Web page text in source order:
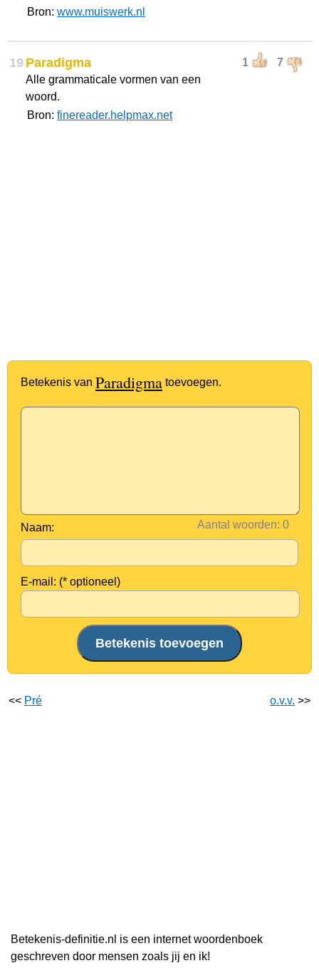
Bron: www.muiswerk.nl
19 1 7
Paradigma
Alle grammaticale vormen van een
woord.
Bron: finereader.helpmax.net
Betekenis van Paradigma toevoegen.
Aantal woorden:
Naam:
E-mail: (* optioneel)
<< Pré o.v.v. >>
Betekenis-definitie.nl is een internet woordenboek
geschreven door mensen zoals jij en ik!